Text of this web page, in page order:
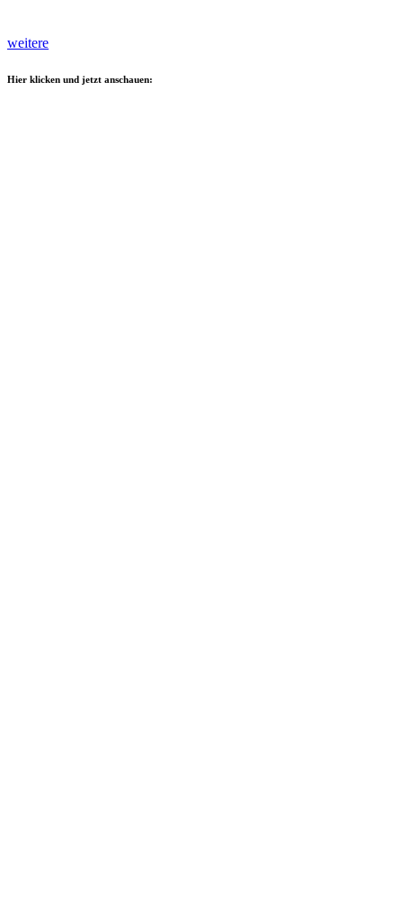
weitere
Hier klicken und jetzt anschauen: